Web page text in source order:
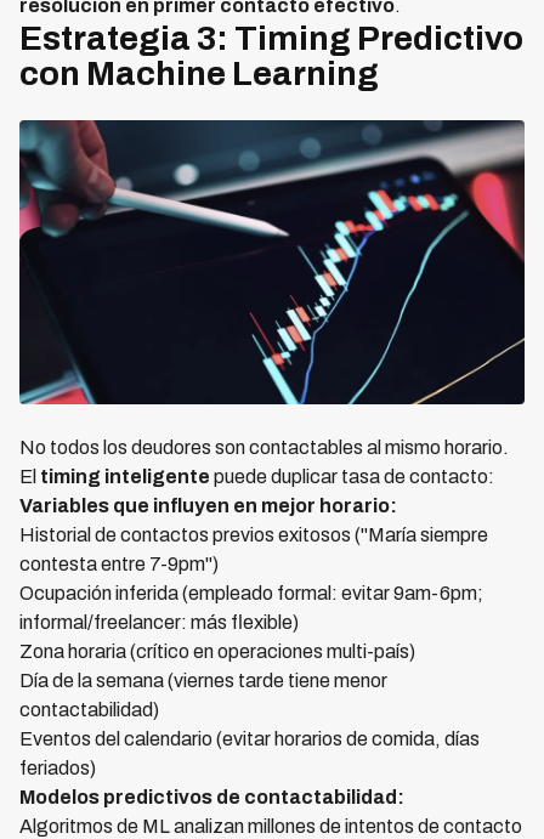
resolución en primer contacto efectivo.
Estrategia 3: Timing Predictivo
con Machine Learning
No todos los deudores son contactables al mismo horario.
El timing inteligente puede duplicar tasa de contacto:
Variables que influyen en mejor horario:
Historial de contactos previos exitosos ("María siempre
contesta entre 7-9pm")
Ocupación inferida (empleado formal: evitar 9am-6pm;
informal/freelancer: más flexible)
Zona horaria (crítico en operaciones multi-país)
Día de la semana (viernes tarde tiene menor
contactabilidad)
Eventos del calendario (evitar horarios de comida, días
feriados)
Modelos predictivos de contactabilidad:
Algoritmos de ML analizan millones de intentos de contacto